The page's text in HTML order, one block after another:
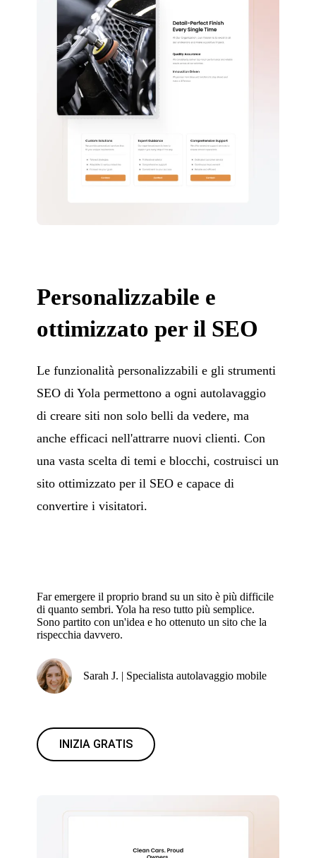
Personalizzabile e
ottimizzato per il SEO
Le funzionalità personalizzabili e gli strumenti
SEO di Yola permettono a ogni autolavaggio
di creare siti non solo belli da vedere, ma
anche efficaci nell'attrarre nuovi clienti. Con
una vasta scelta di temi e blocchi, costruisci un
sito ottimizzato per il SEO e capace di
convertire i visitatori.
Far emergere il proprio brand su un sito è più difficile
di quanto sembri. Yola ha reso tutto più semplice.
Sono partito con un'idea e ho ottenuto un sito che la
rispecchia davvero.
Sarah J. | Specialista autolavaggio mobile
INIZIA GRATIS